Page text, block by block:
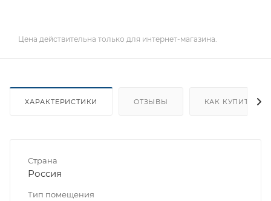
Цена действительна только для интернет-магазина.
ХАРАКТЕРИСТИКИ ОТЗЫВЫ КАК КУПИТЬ
Страна
Россия
Тип помещения